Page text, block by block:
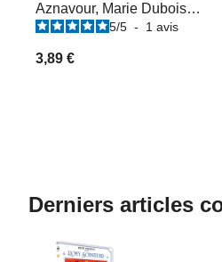
Aznavour, Marie Dubois…
5/5 - 1 avis
3,89 €
Derniers articles